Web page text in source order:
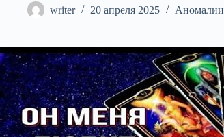
writer 20 апреля 2025 Аномалии